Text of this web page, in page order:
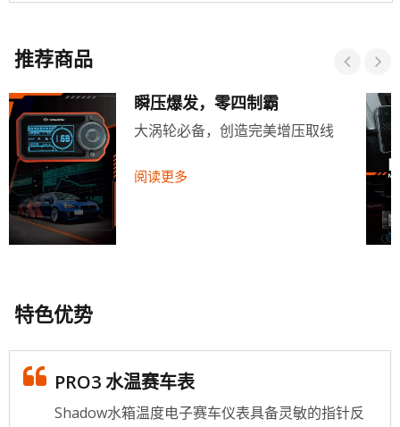
推荐商品
瞬压爆发，零四制霸
大涡轮必备，创造完美增压取线
阅读更多
特色优势
PRO3 水温赛车表
Shadow水箱温度电子赛车仪表具备灵敏的指针反